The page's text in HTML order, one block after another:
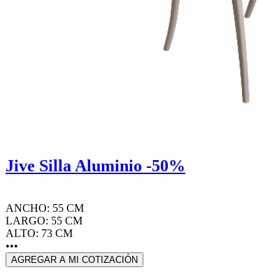
Jive Silla Aluminio -50%
ANCHO: 55 CM
LARGO: 55 CM
ALTO: 73 CM
•••
AGREGAR A MI COTIZACIÓN